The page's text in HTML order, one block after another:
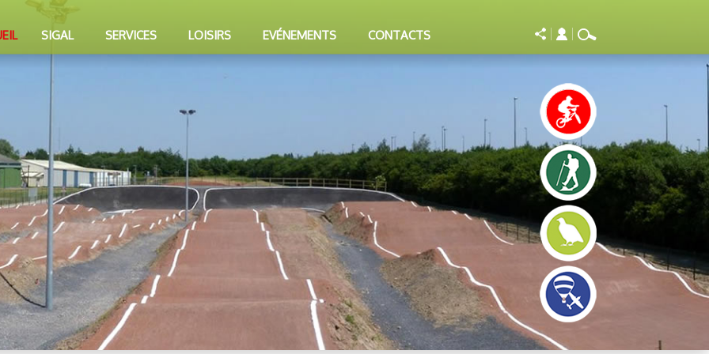
SIGAL SERVICES LOISIRS EVÉNEMENTS CONTACTS